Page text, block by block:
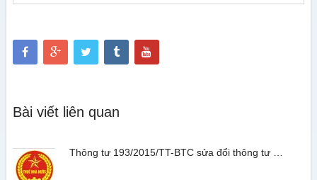
Bài viết liên quan
Thông tư 193/2015/TT-BTC sửa đổi thông tư …